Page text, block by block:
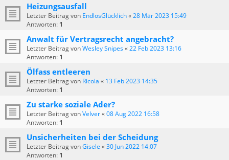
Heizungsausfall
Letzter Beitrag von EndlosGlücklich«28 Mär 2023 15:49
Antworten: 1
Anwalt für Vertragsrecht angebracht?
Letzter Beitrag vonWesley Snipes«22 Feb 2023 13:16
Antworten: 1
Ölfass entleeren
Letzter Beitrag von Ricola « 13 Feb 2023 14:35
Antworten: 1
Zu starke soziale Ader?
Letzter Beitrag vonVelver«08 Aug 2022 16:58
Antworten: 1
Unsicherheiten bei der Scheidung
Letzter Beitrag vonGisele «30 Jun 2022 14:07
Antworten: 1